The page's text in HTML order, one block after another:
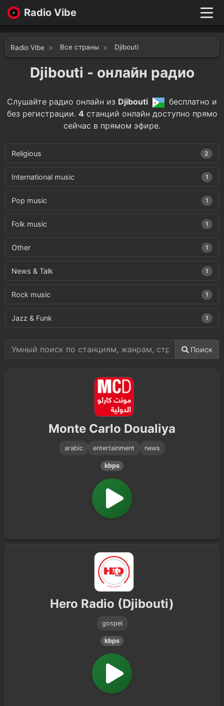
Radio Vibe
New
Genres
Likes
Top 100
Войти
Radio Vibe Все страны Djibouti
Djibouti - онлайн радио
Слушайте радио онлайн из Djibouti
бесплатно и
без регистрации. 4 станций онлайн доступно прямо
сейчас в прямом эфире.
Religious 2
International music 1
Pop music 1
Folk music 1
Other 1
News & Talk 1
Rock music 1
Jazz & Funk 1
Поиск
Monte Carlo Doualiya
arabic entertainment news
kbps
Hero Radio (Djibouti)
gospel
kbps